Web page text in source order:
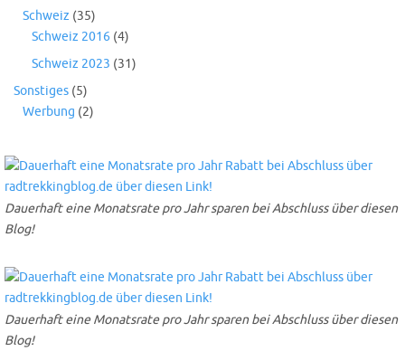
Schweiz (35)
Schweiz 2016 (4)
Schweiz 2023 (31)
Sonstiges (5)
Werbung (2)
Dauerhaft eine Monatsrate pro Jahr sparen bei Abschluss über diesen
Blog!
Dauerhaft eine Monatsrate pro Jahr sparen bei Abschluss über diesen
Blog!